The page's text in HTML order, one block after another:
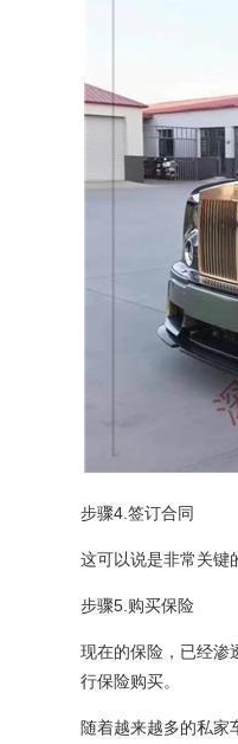
步骤4.签订合同
这可以说是非常关键
步骤5.购买保险
现在的保险，已经渗
行保险购买。
随着越来越多的私家